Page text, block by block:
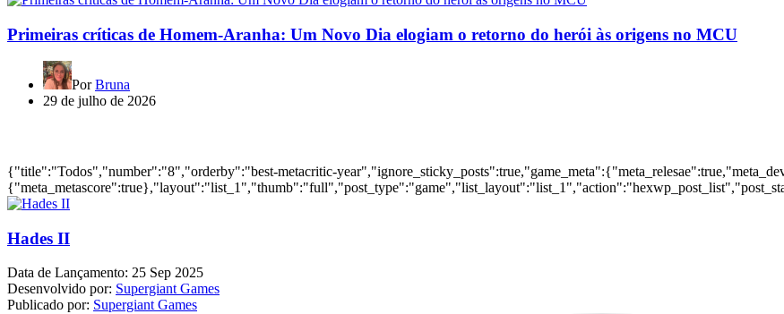
Primeiras críticas de Homem-Aranha: Um Novo Dia elogiam o retorno do herói às origens no MCU
PorBruna
29 de julho de 2026
{"title":"Todos","number":"8","orderby":"best-metacritic-
Hades II
Data de Lançamento: 25 Sep 2025
Desenvolvido por: Supergiant Games
Publicado por: Supergiant Games